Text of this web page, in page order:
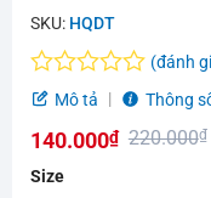
SKU: HQDT
Được
hạng
0.0
5
(đánh
Mô tả
Thông
220.000₫
Giá
140.000₫
Giá
Size